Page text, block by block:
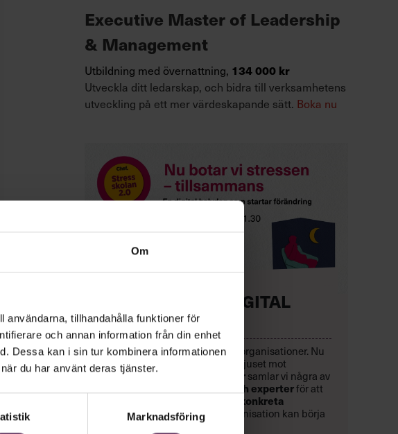
Om
användarna, tillhandahålla funktioner för
och annan information från din enhet
Dessa kan i sin tur kombinera informationen
du har använt deras tjänster.
Marknadsföring
Executive Master of Leadership
& Management
Utbildning med övernattning, 134 000 kr
Utveckla ditt ledarskap, och bidra till verksamhetens
utveckling på ett mer värdeskapande sätt. Boka nu
KOSTNADSFRI DIGITAL
HALVDAG
Chefer går sönder i felbyggda organisationer. Nu
är det dags att rikta strålkastarljuset mot
lösningarna. Den
9 septembersamlar vi några av
Sveriges främsta forskare och experterför att
handlingsplan med konkreta
lösningarsom du och din organisation kan börja
använda direkt.